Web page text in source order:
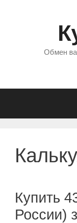
Обмен
Купить
России)